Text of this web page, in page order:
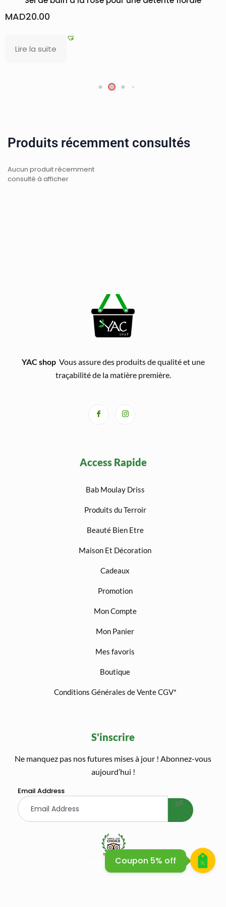
MAD20.00
Lire la suite
Produits récemment consultés
Aucun produit récemment
consulté à afficher
YAC shopVous assure des produits de qualité et une
traçabilité de la matière première.
Access Rapide
Bab Moulay Driss
Produits du Terroir
Beauté Bien Etre
Maison Et Décoration
Cadeaux
Promotion
Mon Compte
Mon Panier
Mes favoris
Boutique
Conditions Générales de Vente CGV*
S'inscrire
Ne manquez pas nos futures mises à jour ! Abonnez-vous
aujourd’hui !
Email Address
AGADIR QUAD BIKECoupon 5% off